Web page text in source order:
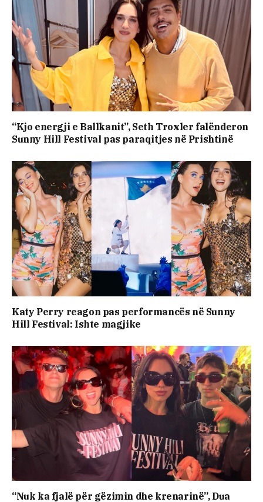
“Kjo energji e Ballkanit”, Seth Troxler falënderon
Sunny Hill Festival pas paraqitjes në Prishtinë
Katy Perry reagon pas performancës në Sunny
Hill Festival: Ishte magjike
“Nuk ka fjalë për gëzimin dhe krenarinë”, Dua